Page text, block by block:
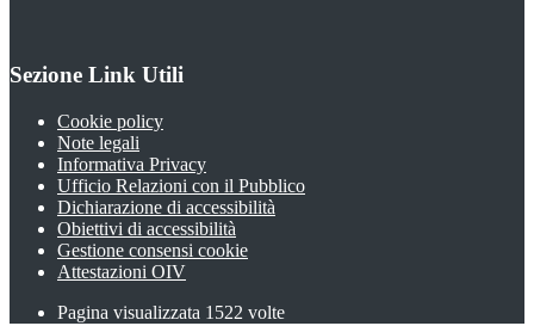
Sezione Link Utili
Cookie policy
Note legali
Informativa Privacy
Ufficio Relazioni con il Pubblico
Dichiarazione di accessibilità
Obiettivi di accessibilità
Gestione consensi cookie
Attestazioni OIV
Pagina visualizzata 1522 volte